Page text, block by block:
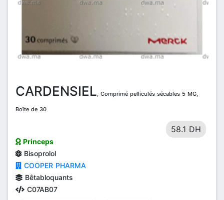
CARDENSIEL, Comprimé pelliculés sécables 5 MG,
Boîte de 30
58.1 DH
Princeps
Bisoprolol
COOPER PHARMA
Bêtabloquants
C07AB07